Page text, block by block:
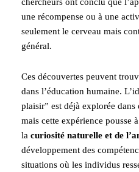
une récompense ou à une
seulement le cerveau mais
général.
Ces découvertes peuvent
dans l’éducation humaine.
plaisir” est déjà explorée
mais cette expérience pousse
la curiosité naturelle et de
développement des
situations où les individus